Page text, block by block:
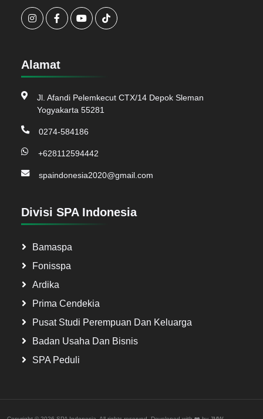
Alamat
Jl. Afandi Pelemkecut CTX/14 Depok Sleman
Yogyakarta 55281
0274-584186
+628112594442
spaindonesia2020@gmail.com
Divisi SPA Indonesia
Bamaspa
Fonisspa
Ardika
Prima Cendekia
Pusat Studi Perempuan Dan Keluarga
Badan Usaha Dan Bisnis
SPA Peduli